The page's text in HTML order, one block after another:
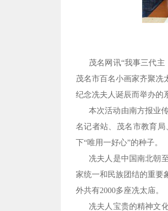
茂名网讯“我事三代主
茂名市百名小画家齐聚冼
纪念冼夫人诞辰而举办的
本次活动由南方报业
名记者站、茂名市教育
下“唯用一好心”的种子。
冼夫人是中国南北朝
家统一和民族团结的重要
外共有2000多座冼太庙。
冼夫人宝贵的精神文